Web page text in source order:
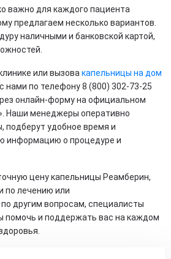
важно для каждого пациента
предлагаем несколько вариантов.
наличными и банковской картой,
или вызова капельницы на дом
нами по телефону 8 (800) 302-73-25
онлайн-форму на официальном
Наши менеджеры оперативно
подберут удобное время и
информацию о процедуре и
цену капельницы Реамберин,
по лечению или
другим вопросам, специалисты
помочь и поддержать вас на каждом